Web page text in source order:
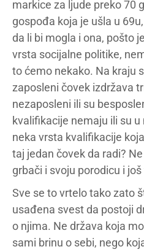
markice za ljude preko 70
gospođa koja je ušla u
da li bi mogla i ona, pošto
vrsta socijalne politike,
to ćemo nekako. Na kraju
zaposleni čovek izdržava
nezaposleni ili su
kvalifikacije nemaju ili su
neka vrsta kvalifikacije
taj jedan čovek da radi?
grbači i svoju porodicu i
Sve se to vrtelo tako zato
usađena svest da postoji
o njima. Ne država koja
sami brinu o sebi, nego